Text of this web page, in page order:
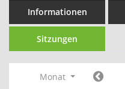
Informationen
Sitzungen
Monat